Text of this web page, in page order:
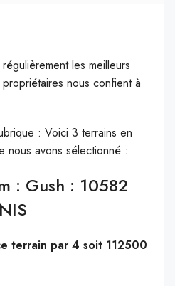
les meilleurs
nous confient à
: Voici 3 terrains en
nous avons sélectionné :
: Gush : 10582
terrain par 4 soit 112500